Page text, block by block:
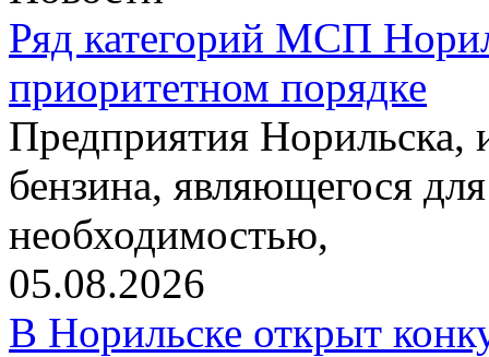
Ряд категорий МСП
приоритетном порядке
Предприятия
бензина, являющегося
необходимостью,
05.08.2026
В Норильске открыт